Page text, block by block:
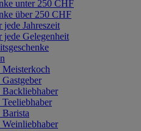
unter 250 CHF
über 250 CHF
jede Jahreszeit
jede Gelegenheit
Meisterkoch
Backliebhaber
Weinliebhaber